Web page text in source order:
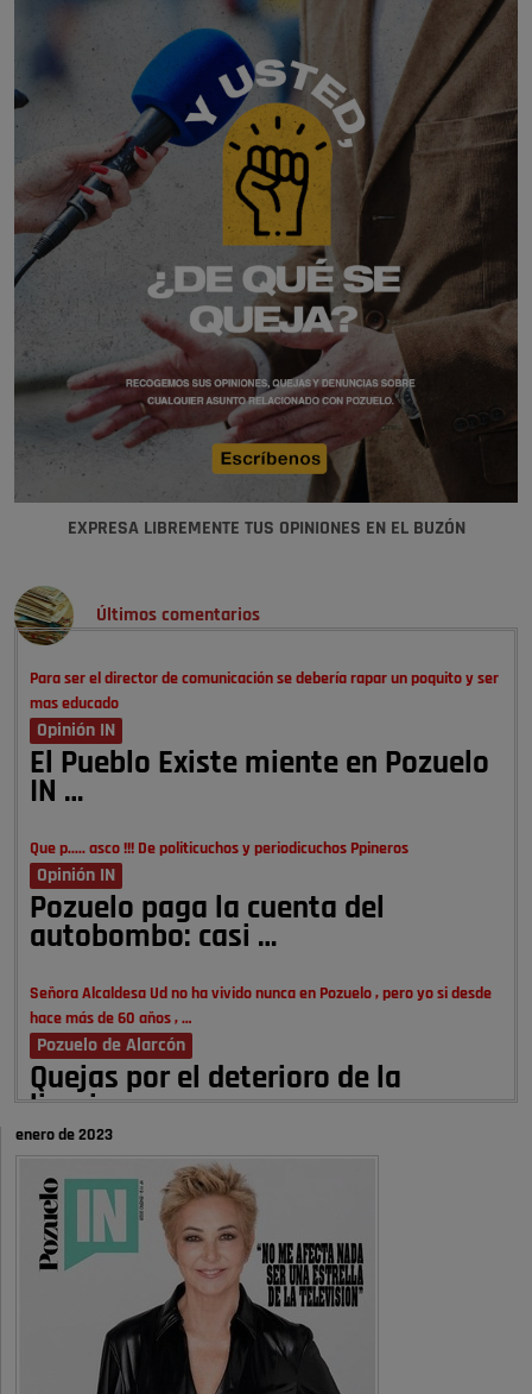
EXPRESA LIBREMENTE TUS OPINIONES EN EL BUZÓN
Últimos comentarios
Para ser el director de comunicación se debería rapar un poquito y ser
mas educado
Opinión IN
El Pueblo Existe miente en Pozuelo
IN …
Que p..... asco !!! De politicuchos y periodicuchos Ppineros
Opinión IN
Pozuelo paga la cuenta del
autobombo: casi …
Señora Alcaldesa Ud no ha vivido nunca en Pozuelo , pero yo si desde
hace más de 60 años , …
Pozuelo de Alarcón
Quejas por el deterioro de la
limpieza …
A ver si es posible que haya vivienda para familias con hijos y no
solamente jóvenes que no es tan …
Pozuelo de Alarcón
Pozuelo desbloquea
definitivamente Huerta Grande: las
Donde pueden inscribirse las personas empadronados en Pozuelo para
la vivienda asequible .
enero de 2023